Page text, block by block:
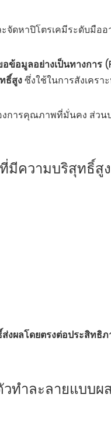
จัดหาปิโตรเคมีระดับมือ
ข้อมูลอย่างเป็นทางการ
ธิ์สูงซึ่งใช้ในการสังเครา
การคุณภาพที่มั่นคง ส่วน
มีความบริสุทธิ์สูง
งผลโดยตรงต่อประสิทธิ
ทำละลายแบบผ